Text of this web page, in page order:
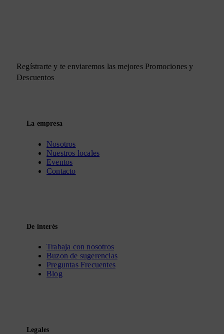
Regístrarte y te enviaremos las mejores Promociones y
Descuentos
La empresa
Nosotros
Nuestros locales
Eventos
Contacto
De interés
Trabaja con nosotros
Buzon de sugerencias
Preguntas Frecuentes
Blog
Legales